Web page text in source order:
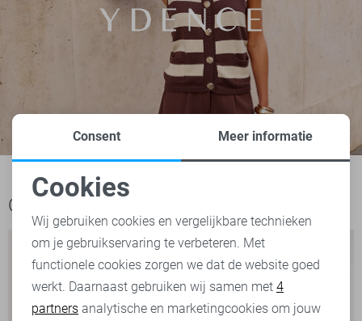
Ook het bekijken waard
Noodzakelijke cookies
Personalisatie cookies
Analytische cookies
Consent Meer informatie
Cookies
Wij gebruiken cookies en vergelijkbare technieken
om je gebruikservaring te verbeteren. Met
functionele cookies zorgen we dat de website goed
werkt. Daarnaast gebruiken wij samen met 4
partners analytische en marketingcookies om jouw